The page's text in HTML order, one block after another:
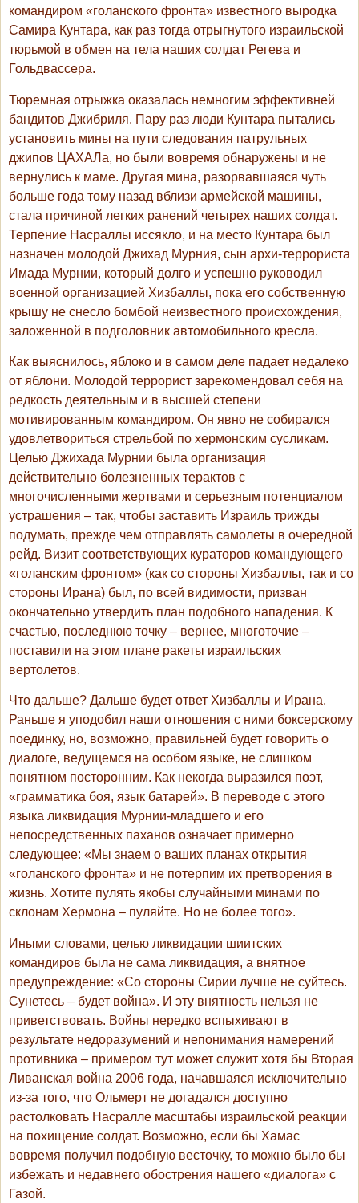
командиром «голанского фронта» известного выродка
Самира Кунтара, как раз тогда отрыгнутого израильской
тюрьмой в обмен на тела наших солдат Регева и
Гольдвассера.
Тюремная отрыжка оказалась немногим эффективней
бандитов Джибриля. Пару раз люди Кунтара пытались
установить мины на пути следования патрульных
джипов ЦАХАЛа, но были вовремя обнаружены и не
вернулись к маме. Другая мина, разорвавшаяся чуть
больше года тому назад вблизи армейской машины,
стала причиной легких ранений четырех наших солдат.
Терпение Насраллы иссякло, и на место Кунтара был
назначен молодой Джихад Мурния, сын архи-террориста
Имада Мурнии, который долго и успешно руководил
военной организацией Хизбаллы, пока его собственную
крышу не снесло бомбой неизвестного происхождения,
заложенной в подголовник автомобильного кресла.
Как выяснилось, яблоко и в самом деле падает недалеко
от яблони. Молодой террорист зарекомендовал себя на
редкость деятельным и в высшей степени
мотивированным командиром. Он явно не собирался
удовлетвориться стрельбой по хермонским сусликам.
Целью Джихада Мурнии была организация
действительно болезненных терактов с
многочисленными жертвами и серьезным потенциалом
устрашения – так, чтобы заставить Израиль трижды
подумать, прежде чем отправлять самолеты в очередной
рейд. Визит соответствующих кураторов командующего
«голанским фронтом» (как со стороны Хизбаллы, так и со
стороны Ирана) был, по всей видимости, призван
окончательно утвердить план подобного нападения. К
счастью, последнюю точку – вернее, многоточие –
поставили на этом плане ракеты израильских
вертолетов.
Что дальше? Дальше будет ответ Хизбаллы и Ирана.
Раньше я уподобил наши отношения с ними боксерскому
поединку, но, возможно, правильней будет говорить о
диалоге, ведущемся на особом языке, не слишком
понятном посторонним. Как некогда выразился поэт,
«грамматика боя, язык батарей». В переводе с этого
языка ликвидация Мурнии-младшего и его
непосредственных паханов означает примерно
следующее: «Мы знаем о ваших планах открытия
«голанского фронта» и не потерпим их претворения в
жизнь. Хотите пулять якобы случайными минами по
склонам Хермона – пуляйте. Но не более того».
Иными словами, целью ликвидации шиитских
командиров была не сама ликвидация, а внятное
предупреждение: «Со стороны Сирии лучше не суйтесь.
Сунетесь – будет война». И эту внятность нельзя не
приветствовать. Войны нередко вспыхивают в
результате недоразумений и непонимания намерений
противника – примером тут может служит хотя бы Вторая
Ливанская война 2006 года, начавшаяся исключительно
из-за того, что Ольмерт не догадался доступно
растолковать Насралле масштабы израильской реакции
на похищение солдат. Возможно, если бы Хамас
вовремя получил подобную весточку, то можно было бы
избежать и недавнего обострения нашего «диалога» с
Газой.